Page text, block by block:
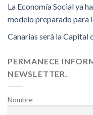
La Economía Social ya
modelo preparado para
Canarias será la Capital
PERMANECE
NEWSLETTER.
Nombre